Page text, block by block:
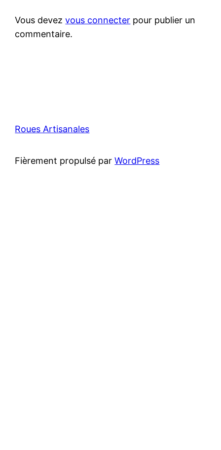
Vous devezvous connecter pour publier un
commentaire.
Roues Artisanales
Fièrement propulsé parWordPress